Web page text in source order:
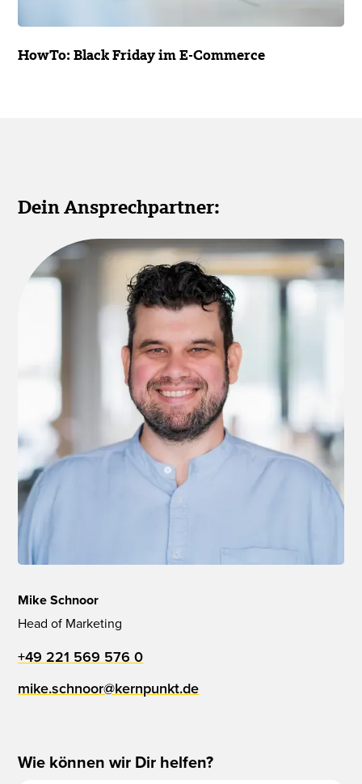
HowTo: Black Friday im E-Commerce
Dein Ansprechpartner:
Mike Schnoor
Head of Marketing
+49 221 569 576 0
mike.schnoor@kernpunkt.de
Wie können wir Dir helfen?